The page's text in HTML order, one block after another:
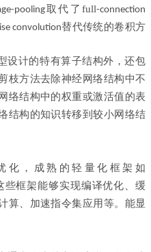
pooling取代了full-connection
convolution替代传统的卷积方
设计的特有算子结构外，还包
枝方法去除神经网络结构中不
络结构中的权重或激活值的表
结构的知识转移到较小网络结
化，成熟的轻量化框架如
些框架能够实现编译优化、缓
算、加速指令集应用等。能显